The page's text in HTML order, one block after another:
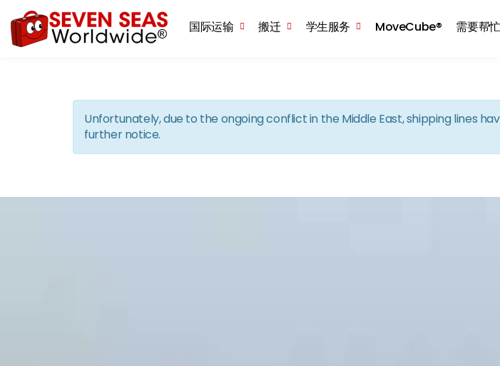
国际运输 搬迁 学生服务 MoveCube® 需要帮
Unfortunately, due to the ongoing conflict in the Middle East, shipping lines
further notice.